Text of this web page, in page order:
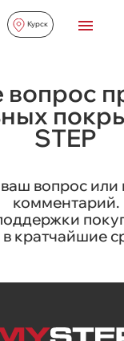
Курск
вопрос
STEP
вопрос
комментарий.
в кратчайшие